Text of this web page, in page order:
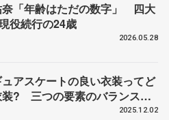
奈「年齢はただの数字」 四大
役続行の24歳
2026.05.28
アスケートの良い衣装ってど
装? 三つの要素のバランスが
た羽生結弦さんの『ボレロ』
2025.12.02